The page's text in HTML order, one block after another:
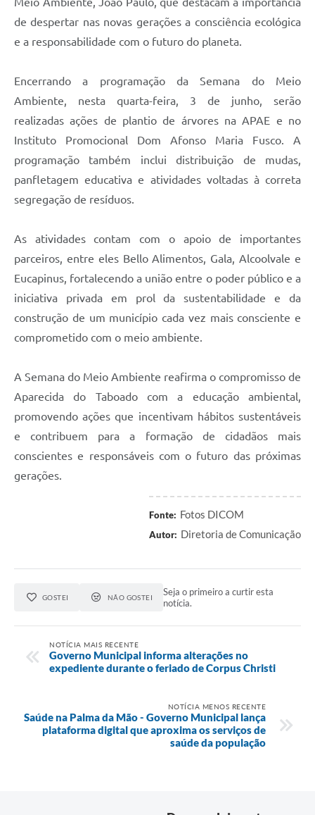
de despertar nas novas gerações a consciência ecológica
e a responsabilidade com o futuro do planeta.
Encerrando a programação da Semana do Meio
Ambiente, nesta quarta-feira, 3 de junho, serão
realizadas ações de plantio de árvores na APAE e no
Instituto Promocional Dom Afonso Maria Fusco. A
programação também inclui distribuição de mudas,
panfletagem educativa e atividades voltadas à correta
segregação de resíduos.
As atividades contam com o apoio de importantes
parceiros, entre eles Bello Alimentos, Gala, Alcoolvale e
Eucapinus, fortalecendo a união entre o poder público e a
iniciativa privada em prol da sustentabilidade e da
construção de um município cada vez mais consciente e
comprometido com o meio ambiente.
A Semana do Meio Ambiente reafirma o compromisso de
Aparecida do Taboado com a educação ambiental,
promovendo ações que incentivam hábitos sustentáveis
e contribuem para a formação de cidadãos mais
conscientes e responsáveis com o futuro das próximas
gerações.
Fonte: Fotos DICOM
Autor: Diretoria de Comunicação
GOSTEI NÃO GOSTEI
Seja o primeiro a curtir esta
notícia.
NOTÍCIA MAIS RECENTE
Governo Municipal informa alterações no
expediente durante o feriado de Corpus Christi
NOTÍCIA MENOS RECENTE
Saúde na Palma da Mão - Governo Municipal lança
plataforma digital que aproxima os serviços de
saúde da população